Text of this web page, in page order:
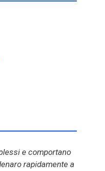
e comportano
rapidamente a